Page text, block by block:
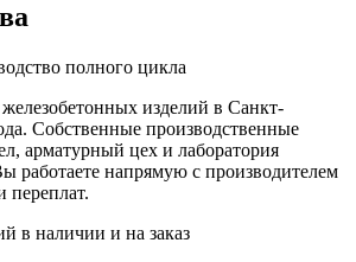
полного цикла
изделий в Санкт-
Собственные производственные
арматурный цех и лаборатория
работаете напрямую с производителем
переплат.
в наличии и на заказ